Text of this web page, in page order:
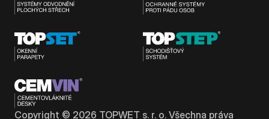
Copyright © 2026 TOPWET s. r. o. Všechna práva